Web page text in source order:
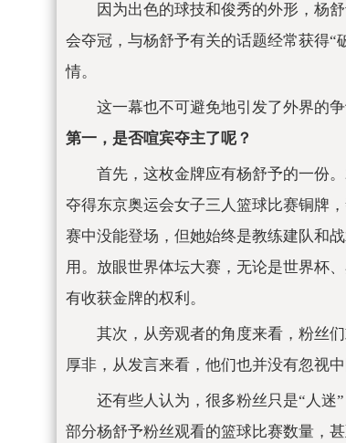
因为出色的球技和俊秀的外形，杨
会夺冠，与杨舒予有关的话题经常获得“
情。
这一幕也不可避免地引发了外界的
第一，是否喧宾夺主了呢？
首先，这枚金牌应有杨舒予的一份
夺得东京奥运会女子三人篮球比赛铜牌
赛中没能登场，但她始终是教练建队和
用。放眼世界体坛大赛，无论是世界杯
有收获金牌的权利。
其次，从旁观者的角度来看，粉丝
厚非，从发言来看，他们也并没有忽视
还有些人认为，很多粉丝只是“人迷
部分杨舒予粉丝观看的篮球比赛数量，